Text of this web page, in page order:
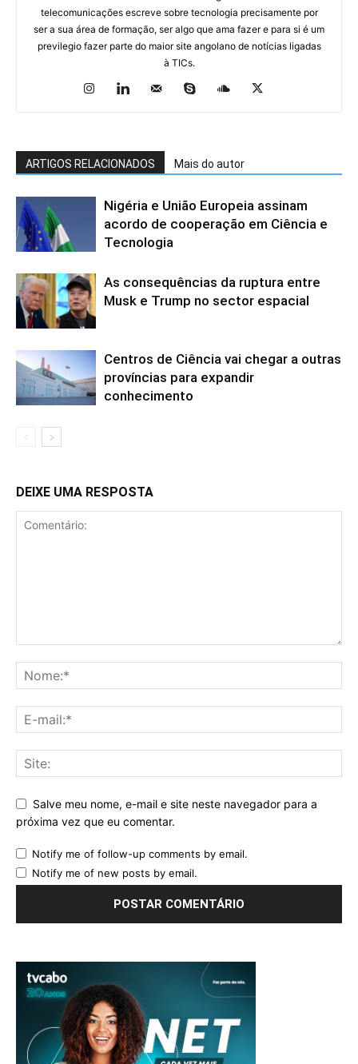
telecomunicações escreve sobre tecnologia precisamente por
ser a sua área de formação, ser algo que ama fazer e para si é um
previlegio fazer parte do maior site angolano de notícias ligadas
à TICs.
ARTIGOS RELACIONADOS Mais do autor
Nigéria e União Europeia assinam
acordo de cooperação em Ciência e
Tecnologia
As consequências da ruptura entre
Musk e Trump no sector espacial
Centros de Ciência vai chegar a outras
províncias para expandir
conhecimento
DEIXE UMA RESPOSTA
Salve meu nome, e-mail e site neste navegador para a
próxima vez que eu comentar.
Notify me of follow-up comments by email.
Notify me of new posts by email.